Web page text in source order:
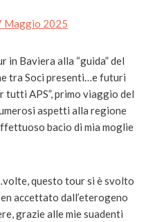
Maggio 2025
in Baviera alla “guida” del
tra Soci presenti…e futuri
tutti APS”, primo viaggio del
aspetti alla regione
bacio di mia moglie
questo tour si è svolto
accettato dall’eterogeno
grazie alle mie suadenti